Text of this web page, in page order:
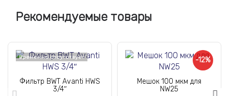
Рекомендуемые товары
Временно отсутствует
Фильтр BWT Avanti HWS
3/4″
-12%
Мешок 100 мкм для
NW25